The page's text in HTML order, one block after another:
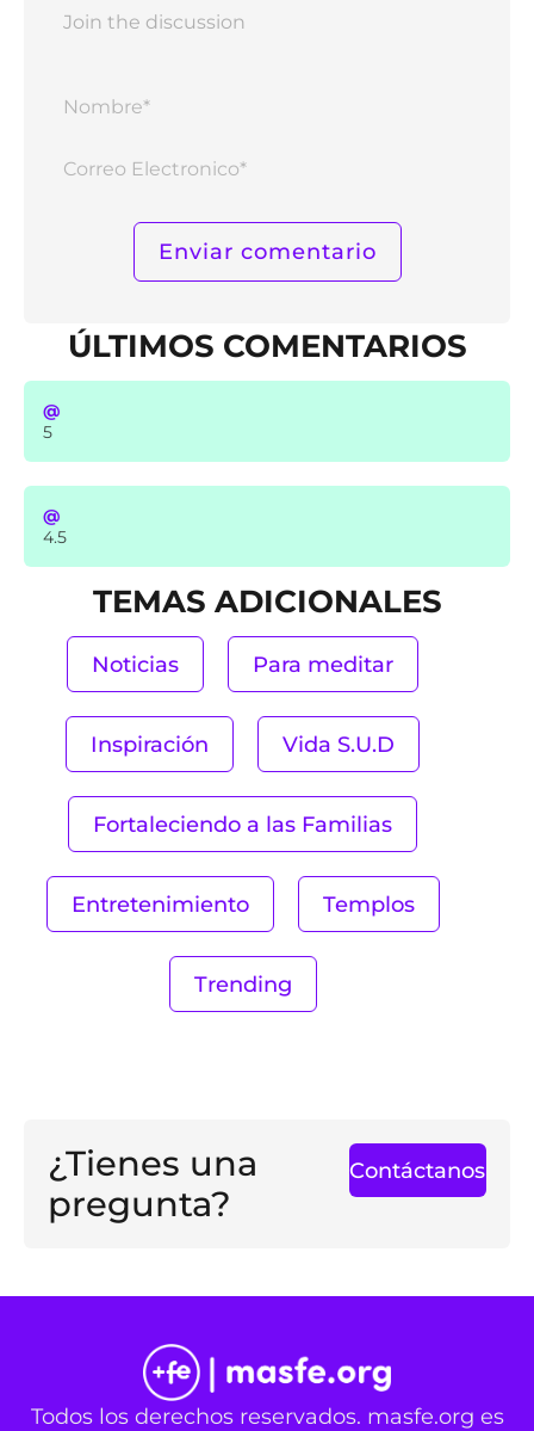
ÚLTIMOS COMENTARIOS
@
5
@
4.5
TEMAS ADICIONALES
Noticias Para meditar
Inspiración Vida S.U.D
Fortaleciendo a las Familias
Entretenimiento Templos
Trending
¿Tienes una
pregunta?
Contáctanos
Todos los derechos reservados. masfe.org es